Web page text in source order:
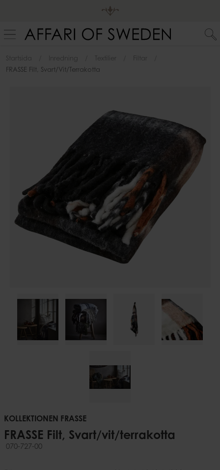
Startsida Inredning Textilier
Filtar
FRASSE Filt, Svart/vit/terrakotta
KOLLEKTIONEN FRASSE
FRASSE Filt, Svart/vit/terrakotta
070-727-00